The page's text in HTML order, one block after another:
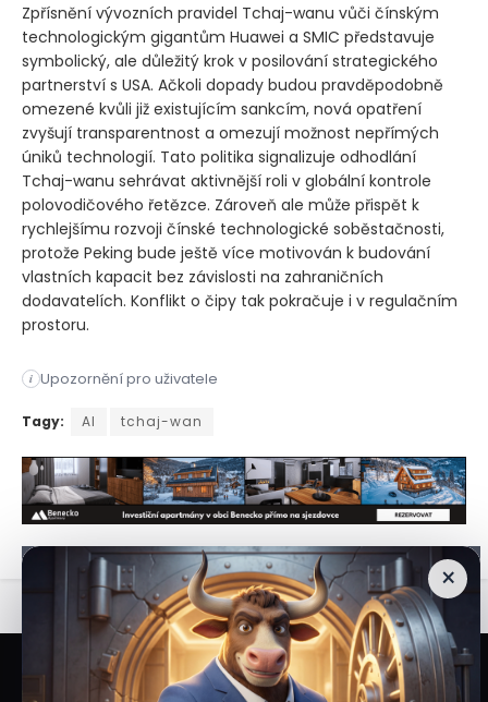
Zpřísnění vývozních pravidel Tchaj-wanu vůči čínským
technologickým gigantům Huawei a SMIC představuje
symbolický, ale důležitý krok v posilování strategického
partnerství s USA. Ačkoli dopady budou pravděpodobně
omezené kvůli již existujícím sankcím, nová opatření
zvyšují transparentnost a omezují možnost nepřímých
úniků technologií. Tato politika signalizuje odhodlání
Tchaj-wanu sehrávat aktivnější roli v globální kontrole
polovodičového řetězce. Zároveň ale může přispět k
rychlejšímu rozvoji čínské technologické soběstačnosti,
protože Peking bude ještě více motivován k budování
vlastních kapacit bez závislosti na zahraničních
dodavatelích. Konflikt o čipy tak pokračuje i v regulačním
prostoru.
i Upozornění pro uživatele
Tchaj-wan se rozhodl výrazně zpřísnit své vývozní
Tagy: AI tchaj-wan
×
Veškeré informace a materiály zveřejněné na internetových stránkách